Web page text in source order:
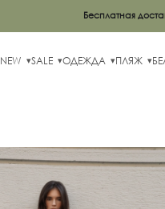
Бесплатная
NEW SALE ОДЕЖДА ПЛЯЖ